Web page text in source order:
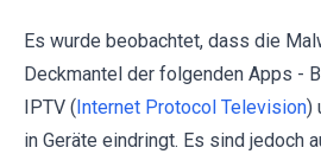
Es wurde beobachtet, dass die
Deckmantel der folgenden Apps -
IPTV (Internet Protocol Television)
in Geräte eindringt. Es sind jedoch